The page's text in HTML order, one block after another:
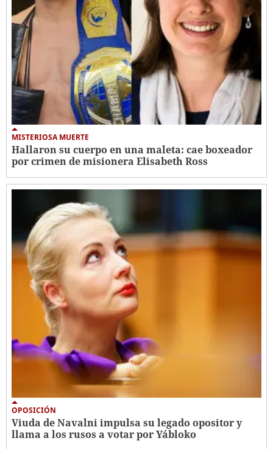
MISTERIOSA MUERTE
Hallaron su cuerpo en una maleta: cae boxeador
por crimen de misionera Elisabeth Ross
OPOSICIÓN
Viuda de Navalni impulsa su legado opositor y
llama a los rusos a votar por Yábloko